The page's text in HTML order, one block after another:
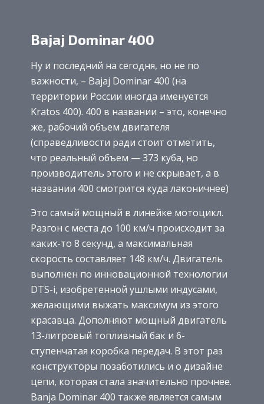
Bajaj Dominar 400
Ну и последний на сегодня, но не по
важности, – Bajaj Dominar 400 (на
территории России иногда именуется
Kratos 400). 400 в названии – это, конечно
же, рабочий объем двигателя
(справедливости ради стоит отметить,
что реальный объем — 373 куба, но
производитель этого и не скрывает, а в
названии 400 смотрится куда лаконичнее)
Это самый мощный в линейке мотоцикл.
Разгон с места до 100 км/ч происходит за
каких-то 8 секунд, а максимальная
скорость составляет 148 км/ч. Двигатель
выполнен по инновационной технологии
DTS-i, изобретенной ушлыми индусами,
желающими выжать максимум из этого
красавца. Дополняют мощный двигатель
13-литровый топливный бак и 6-
ступенчатая коробка передач. В этот раз
конструкторы позаботились и о дизайне
цепи, которая стала значительно прочнее.
Banja Dominar 400 также является самым